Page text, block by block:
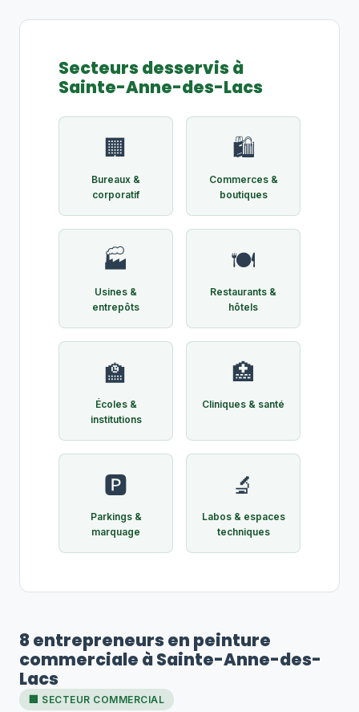
Secteurs desservis à
Sainte-Anne-des-Lacs
🏢
Bureaux &
corporatif
🛍️
Commerces &
boutiques
🏭
Usines &
entrepôts
🍽️
Restaurants &
hôtels
🏫
Écoles &
institutions
🏥
Cliniques & santé
🅿️
Parkings &
marquage
🔬
Labos & espaces
techniques
8 entrepreneurs en peinture
commerciale à Sainte-Anne-des-
Lacs
🏢 SECTEUR COMMERCIAL